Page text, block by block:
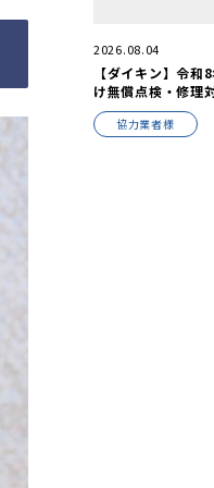
2026.08.04
【ダイキン】令和
け無償点検・修理
協力業者様